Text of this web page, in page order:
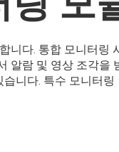
니다. 통합 모니터링
알람 및 영상 조각을
니다. 특수 모니터링